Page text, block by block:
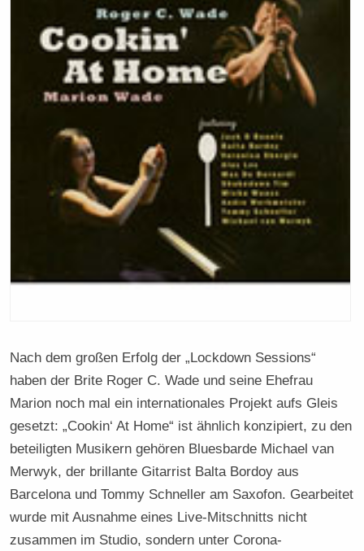
Nach dem großen Erfolg der „Lockdown Sessions“
haben der Brite Roger C. Wade und seine Ehefrau
Marion noch mal ein internationales Projekt aufs Gleis
gesetzt: „Cookin‘ At Home“ ist ähnlich konzipiert, zu den
beteiligten Musikern gehören Bluesbarde Michael van
Merwyk, der brillante Gitarrist Balta Bordoy aus
Barcelona und Tommy Schneller am Saxofon. Gearbeitet
wurde mit Ausnahme eines Live-Mitschnitts nicht
zusammen im Studio, sondern unter Corona-